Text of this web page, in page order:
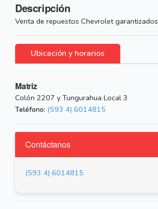
Descripción
Venta de repuestos Chevrolet garantizados
Ubicación y horarios
Matriz
Colón 2207 y Tungurahua Local 3
Teléfono: (593 4) 6014815
Contáctanos
(593 4) 6014815